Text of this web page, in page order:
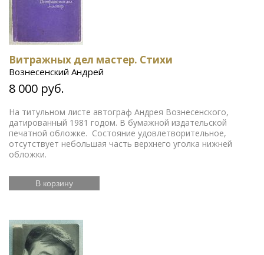
Витражных дел мастер. Стихи
Вознесенский Андрей
8 000 руб.
На титульном листе автограф Андрея Вознесенского,
датированный 1981 годом. В бумажной издательской
печатной обложке. Состояние удовлетворительное,
отсутствует небольшая часть верхнего уголка нижней
обложки.
В корзину